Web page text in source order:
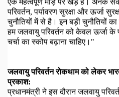
एक महत्वपूर्ण मोड़ पर खड़े है। अनेक
परिवर्तन,पर्यावरण सुरक्षा और ऊर्जा
चुनौतियों में से है। इन बड़ी चुनौतियों
हम जलवायु परिवर्तन को केवल ऊर्जा के
चर्चा का स्कोप बढ़ाना चाहिए।"
जलवायु परिवर्तन रोकथाम को लेकर
प्रकाश:
प्रधानमंत्री ने इस दौरान जलवायु